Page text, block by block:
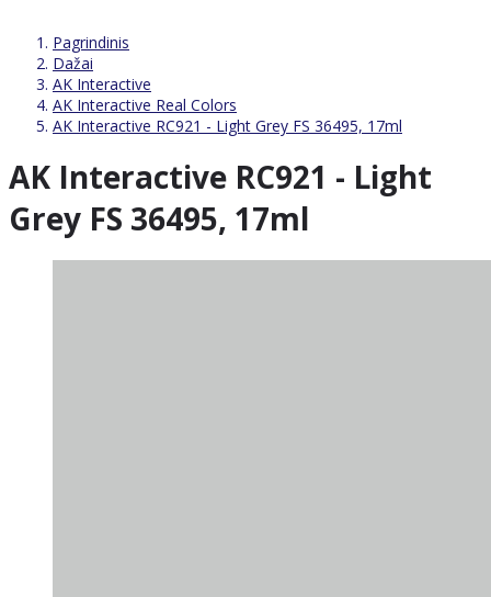
Pagrindinis
Dažai
AK Interactive
AK Interactive Real Colors
AK Interactive RC921 - Light Grey FS 36495, 17ml
AK Interactive RC921 - Light
Grey FS 36495, 17ml